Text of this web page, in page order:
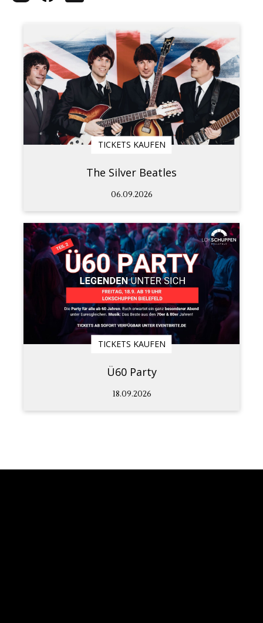
TICKETS KAUFEN
The Silver Beatles
06.09.2026
TICKETS KAUFEN
Ü60 Party
18.09.2026